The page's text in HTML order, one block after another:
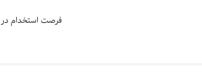
فرصت استخدام در